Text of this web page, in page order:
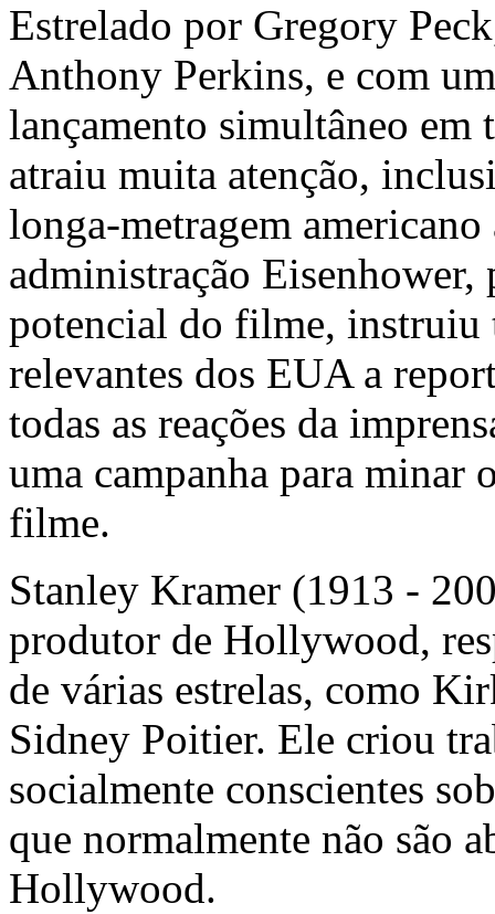
Estrelado por Gregory
Anthony Perkins, e com
lançamento simultâneo
atraiu muita atenção,
longa-metragem
administração
potencial do filme, instruiu
relevantes dos EUA a
todas as reações da
uma campanha para
filme.
Stanley Kramer (1913 -
produtor de Hollywood,
de várias estrelas, como
Sidney Poitier. Ele criou
socialmente conscientes
que normalmente não são
Hollywood.